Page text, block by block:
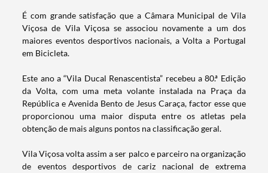
​É com grande satisfação que a Câmara Municipal de Vila
Viçosa de Vila Viçosa se associou novamente a um dos
maiores eventos desportivos nacionais, a Volta a Portugal
em Bicicleta.
Este ano a “Vila Ducal Renascentista” recebeu a 80.ª Edição
da Volta, com uma meta volante instalada na Praça da
República e Avenida Bento de Jesus Caraça, factor esse que
proporcionou uma maior disputa entre os atletas pela
obtenção de mais alguns pontos na classificação geral.
Vila Viçosa volta assim a ser palco e parceiro na organização
de eventos desportivos de cariz nacional de extrema